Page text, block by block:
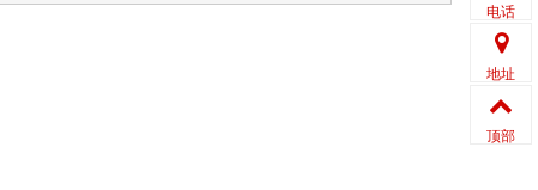
电话
地址
顶部